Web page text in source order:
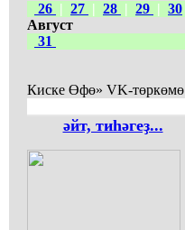
26 | 27 | 28 | 29 | 30
Август
31
Киске Өфө» VK-төркөмө
әйт, тиһәгеҙ...